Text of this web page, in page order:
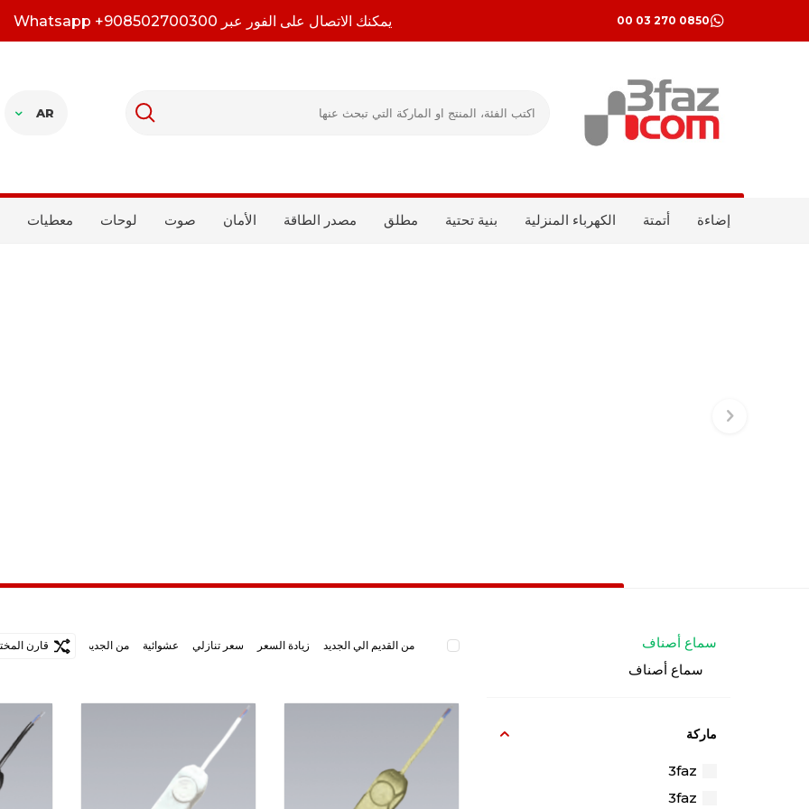
0850 270 03 00 يمكنك الاتصال على الفور عبر Whatsapp +908502700300
AR
إضاءة أتمتة الكهرباء المنزلية بنية تحتية مطلق مصدر الطاقة الأمان صوت لوحات معطيات
سماع أصناف
سماع أصناف
ماركة
3faz
3faz
من القديم الي الجديد زيادة السعر سعر تنازلي عشوائية من الجديد الي الاقدمقارن